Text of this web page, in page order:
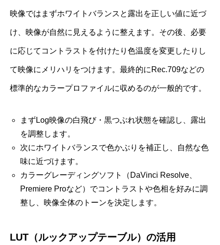
映像ではまずホワイトバランスと露出を正しい値に近づ
け、映像が自然に見えるように整えます。その後、必要
に応じてコントラストを付けたり色温度を変更したりし
て映像にメリハリをつけます。最終的にRec.709などの
標準的なカラープロファイルに収めるのが一般的です。
まずLog映像の白飛び・黒つぶれ状態を確認し、露出
を調整します。
次にホワイトバランスで色かぶりを補正し、自然な色
味に近づけます。
カラーグレーディングソフト（DaVinci Resolve、
Premiere Proなど）でコントラストや色相を好みに調
整し、映像全体のトーンを決定します。
LUT（ルックアップテーブル）の活用